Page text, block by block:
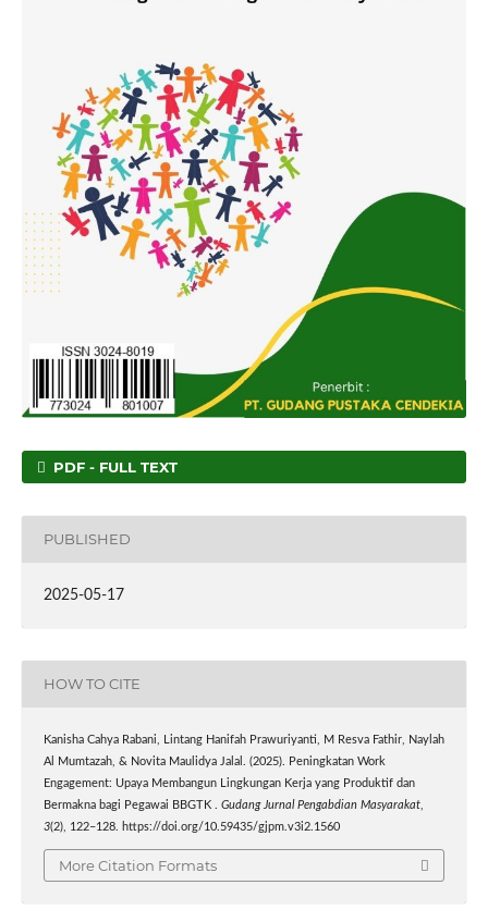
PDF - FULL TEXT
PUBLISHED
2025-05-17
HOW TO CITE
Kanisha Cahya Rabani, Lintang Hanifah Prawuriyanti, M Resva Fathir, Naylah
Al Mumtazah, & Novita Maulidya Jalal. (2025). Peningkatan Work
Engagement: Upaya Membangun Lingkungan Kerja yang Produktif dan
Bermakna bagi Pegawai BBGTK . Gudang Jurnal Pengabdian Masyarakat,
3(2), 122–128. https://doi.org/10.59435/gjpm.v3i2.1560
More Citation Formats